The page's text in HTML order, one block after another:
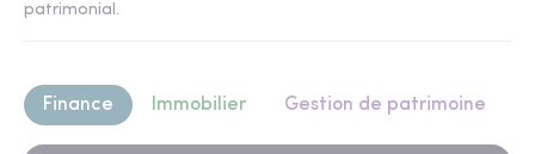
patrimonial.
Finance Immobilier Gestion de patrimoine